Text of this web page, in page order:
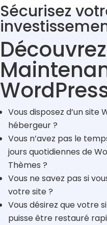
Sécurisez
Vous disposez d’un site
hébergeur ?
Vous n’avez pas le
jours quotidiennes de
Thèmes ?
Vous ne savez pas si
votre site ?
Vous désirez que votre
puisse être restauré